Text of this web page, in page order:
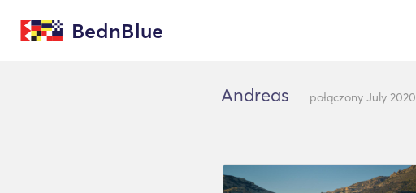
BednBlue
Andreas połączony July 2020